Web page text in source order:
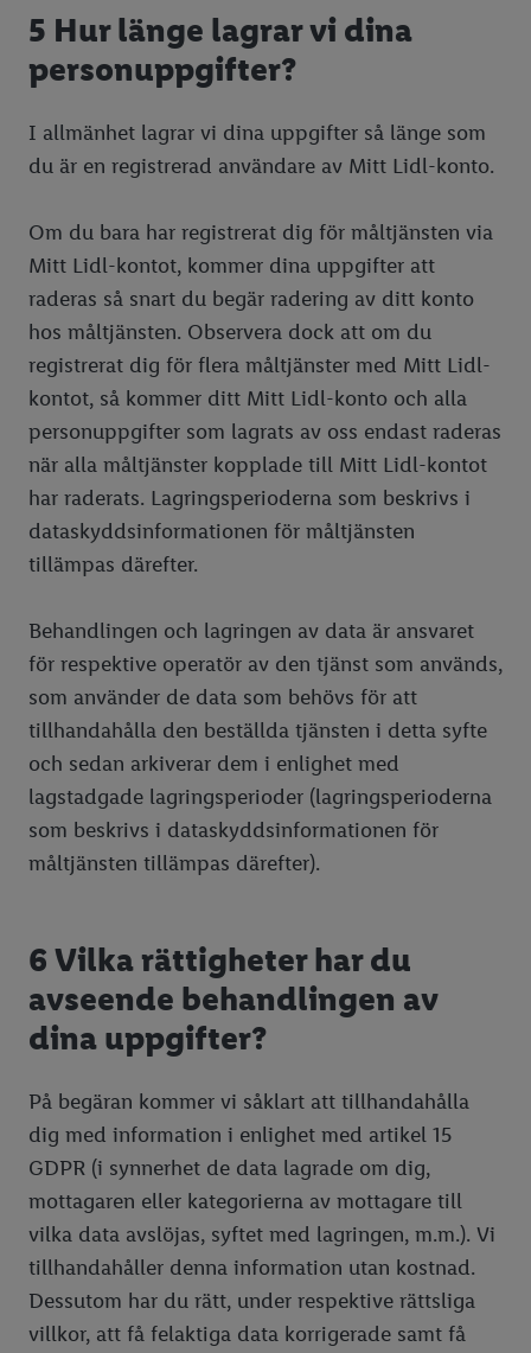
5 Hur länge lagrar vi dina
personuppgifter?
I allmänhet lagrar vi dina uppgifter så länge som
du är en registrerad användare av Mitt Lidl-konto.
Om du bara har registrerat dig för måltjänsten via
Mitt Lidl-kontot, kommer dina uppgifter att
raderas så snart du begär radering av ditt konto
hos måltjänsten. Observera dock att om du
registrerat dig för flera måltjänster med Mitt Lidl-
kontot, så kommer ditt Mitt Lidl-konto och alla
personuppgifter som lagrats av oss endast raderas
när alla måltjänster kopplade till Mitt Lidl-kontot
har raderats. Lagringsperioderna som beskrivs i
dataskyddsinformationen för måltjänsten
tillämpas därefter.
Behandlingen och lagringen av data är ansvaret
för respektive operatör av den tjänst som används,
som använder de data som behövs för att
tillhandahålla den beställda tjänsten i detta syfte
och sedan arkiverar dem i enlighet med
lagstadgade lagringsperioder (lagringsperioderna
som beskrivs i dataskyddsinformationen för
måltjänsten tillämpas därefter).
6 Vilka rättigheter har du
avseende behandlingen av
dina uppgifter?
På begäran kommer vi såklart att tillhandahålla
dig med information i enlighet med artikel 15
GDPR (i synnerhet de data lagrade om dig,
mottagaren eller kategorierna av mottagare till
vilka data avslöjas, syftet med lagringen, m.m.). Vi
tillhandahåller denna information utan kostnad.
Dessutom har du rätt, under respektive rättsliga
villkor, att få felaktiga data korrigerade samt få